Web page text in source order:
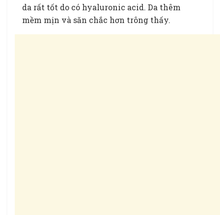
da rất tốt do có hyaluronic acid. Da thêm
mềm mịn và săn chắc hơn trông thấy.